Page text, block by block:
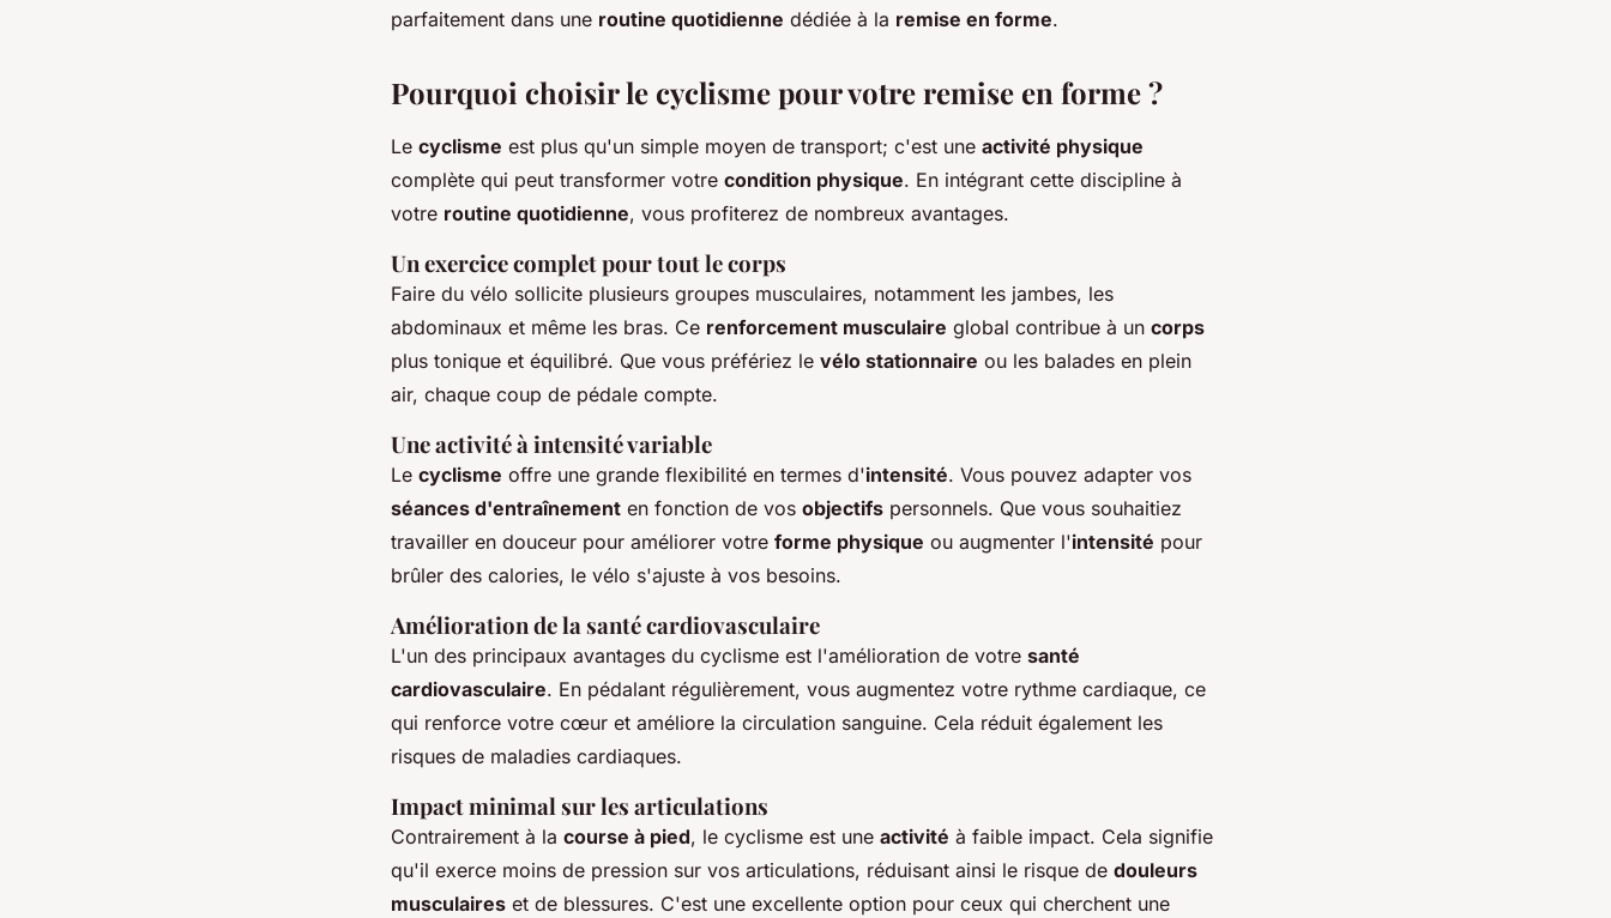
parfaitement dans une routine quotidienne dédiée à la remise en forme.
Pourquoi choisir le cyclisme pour votre remise en forme ?
Le cyclisme est plus qu'un simple moyen de transport; c'est une activité physique
complète qui peut transformer votre condition physique. En intégrant cette discipline à
votre routine quotidienne, vous profiterez de nombreux avantages.
Un exercice complet pour tout le corps
Faire du vélo sollicite plusieurs groupes musculaires, notamment les jambes, les
abdominaux et même les bras. Ce renforcement musculaire global contribue à un corps
plus tonique et équilibré. Que vous préfériez le vélo stationnaire ou les balades en plein
air, chaque coup de pédale compte.
Une activité à intensité variable
Le cyclisme offre une grande flexibilité en termes d'intensité. Vous pouvez adapter vos
séances d'entraînement en fonction de vos objectifs personnels. Que vous souhaitiez
travailler en douceur pour améliorer votre forme physique ou augmenter l'intensité pour
brûler des calories, le vélo s'ajuste à vos besoins.
Amélioration de la santé cardiovasculaire
L'un des principaux avantages du cyclisme est l'amélioration de votre santé
cardiovasculaire. En pédalant régulièrement, vous augmentez votre rythme cardiaque, ce
qui renforce votre cœur et améliore la circulation sanguine. Cela réduit également les
risques de maladies cardiaques.
Impact minimal sur les articulations
Contrairement à la course à pied, le cyclisme est une activité à faible impact. Cela signifie
qu'il exerce moins de pression sur vos articulations, réduisant ainsi le risque de douleurs
musculaires et de blessures. C'est une excellente option pour ceux qui cherchent une